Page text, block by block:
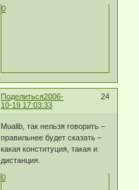
0
Поделиться 24
2006-
10-19 17:03:33
Mualib, так нельзя говорить –
правильнее будет сказать –
какая конституция, такая и
дистанция.
0